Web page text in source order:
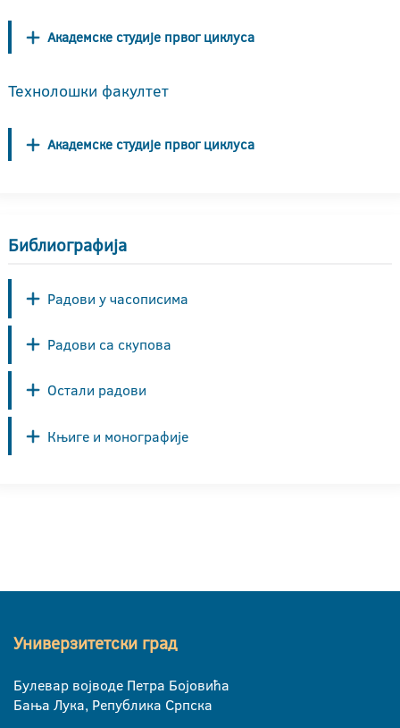
Академске студије првог циклуса
Технолошки факултет
Академске студије првог циклуса
Библиографија
Радови у часописима
Радови са скупова
Остали радови
Књиге и монографије
Универзитетски град
Булевар војводе Петра Бојовића
Бања Лука, Република Српска